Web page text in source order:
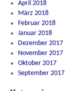
April 2018
März 2018
Februar 2018
Januar 2018
Dezember 2017
November 2017
Oktober 2017
September 2017